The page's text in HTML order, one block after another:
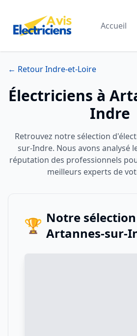
Accueil
← Retour Indre-et-Loire
Électriciens à
Indre
Retrouvez notre sélection
sur-Indre. Nous avons analysé
réputation des professionnels
meilleurs experts de
🏆 Notre
Artannes-sur-